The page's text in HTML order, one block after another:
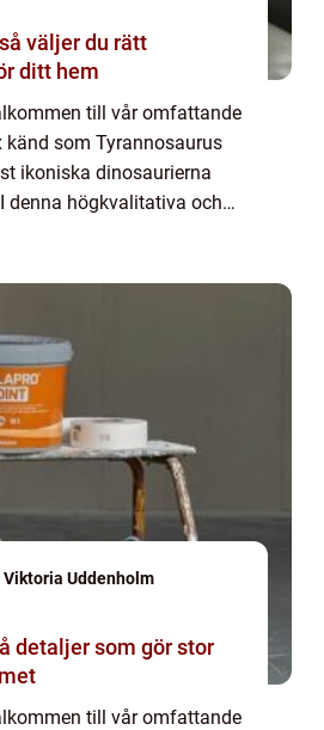
ditt hem
till vår omfattande
känd som Tyrannosaurus
ikoniska dinosaurierna
denna högkvalitativa och
Viktoria Uddenholm
till vår omfattande